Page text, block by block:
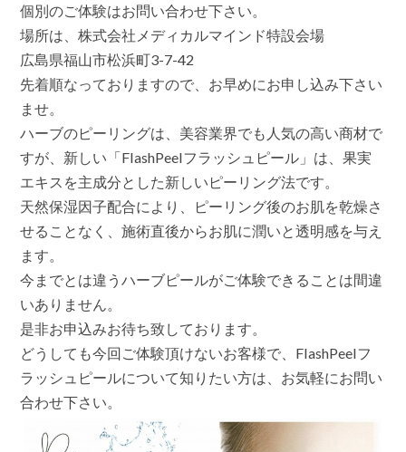
ー
ル」
は
個別のご体験はお問い合わせ下さい。
場所は、株式会社メディカルマインド特設会場
広島県福山市松浜町3-7-42
先着順なっておりますので、お早めにお申し込み下さい
ませ。
ハーブのピーリングは、美容業界でも人気の高い商材で
すが、新しい「FlashPeelフラッシュピール」は、果実
エキスを主成分とした新しいピーリング法です。
天然保湿因子配合により、ピーリング後のお肌を乾燥さ
せることなく、施術直後からお肌に潤いと透明感を与え
ます。
今までとは違うハーブピールがご体験できることは間違
いありません。
是非お申込みお待ち致しております。
どうしても今回ご体験頂けないお客様で、FlashPeelフ
ラッシュピールについて知りたい方は、お気軽にお問い
合わせ下さい。